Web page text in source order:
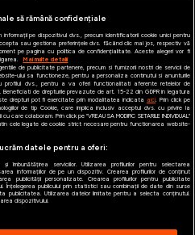
© 2026
şi condiţii
să rămână confidențiale
pe dispozitivul dvs., precum identificatorii cookie unici pentru
sau gestiona preferințele dvs. făcând clic mai jos, respectiv vă
pe pagina cu politica de confidențialitate. Aceste alegeri vor fi
Mai multe detalii
de publicitate partenere, precum si furnizorii nostri de servicii de
ului sa functioneze, pentru a personaliza continutul si anunturile
profilul dvs., pentru a va oferi functionalitati aferente retelelor de
de drepturile prevazute de art. 15-22 din GDPR in legatura
drepturi pot fi exercitate prin modalitatea indicata aici. Prin click pe
de tip Cookie, care implica inclusiv acceptul dvs. cu privire la
colaboram. Prin click pe “VREAU SA MODIFIC SETARILE INDIVIDUAL”
cele legate de cookie strict necesare pentru functionarea website-
datele pentru a oferi:
și îmbunătățirea serviciilor. Utilizarea profilurilor pentru selectarea
informațiilor de pe un dispozitiv. Crearea profilurilor de conținut
publicității personalizate. Crearea profilurilor pentru publicitate
Înțelegerea publicului prin statistici sau combinații de date din surse
publicitatea. Utilizarea datelor limitate pentru a selecta conținutul.
dispozitivului.